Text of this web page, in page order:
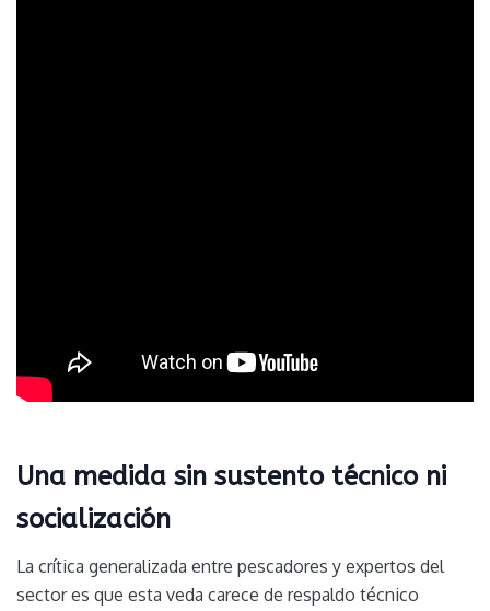
Una medida sin sustento técnico ni
socialización
La crítica generalizada entre pescadores y expertos del
sector es que esta veda carece de respaldo técnico